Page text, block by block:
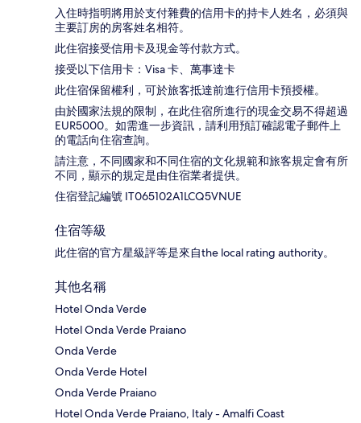
入住時指明將用於支付雜費的信用卡的持卡人姓名，必須與
主要訂房的房客姓名相符。
此住宿接受信用卡及現金等付款方式。
接受以下信用卡：Visa 卡、萬事達卡
此住宿保留權利，可於旅客抵達前進行信用卡預授權。
由於國家法規的限制，在此住宿所進行的現金交易不得超過
EUR5000。如需進一步資訊，請利用預訂確認電子郵件上
的電話向住宿查詢。
請注意，不同國家和不同住宿的文化規範和旅客規定會有所
不同，顯示的規定是由住宿業者提供。
住宿登記編號 IT065102A1LCQ5VNUE
住宿等級
此住宿的官方星級評等是來自the local rating authority。
其他名稱
Hotel Onda Verde
Hotel Onda Verde Praiano
Onda Verde
Onda Verde Hotel
Onda Verde Praiano
Hotel Onda Verde Praiano, Italy - Amalfi Coast